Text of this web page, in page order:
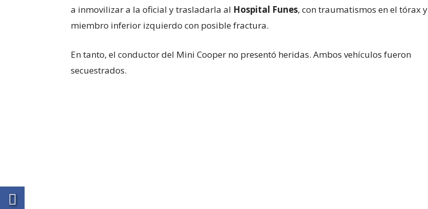
a inmovilizar a la oficial y trasladarla al Hospital Funes, con traumatismos en el tórax y
miembro inferior izquierdo con posible fractura.
En tanto, el conductor del Mini Cooper no presentó heridas. Ambos vehículos fueron
secuestrados.